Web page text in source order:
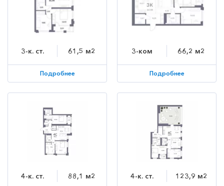
3-к. ст. 61,5 м2
Подробнее
3-ком 66,2 м2
Подробнее
4-к. ст. 88,1 м2 4-к. ст. 123,9 м2